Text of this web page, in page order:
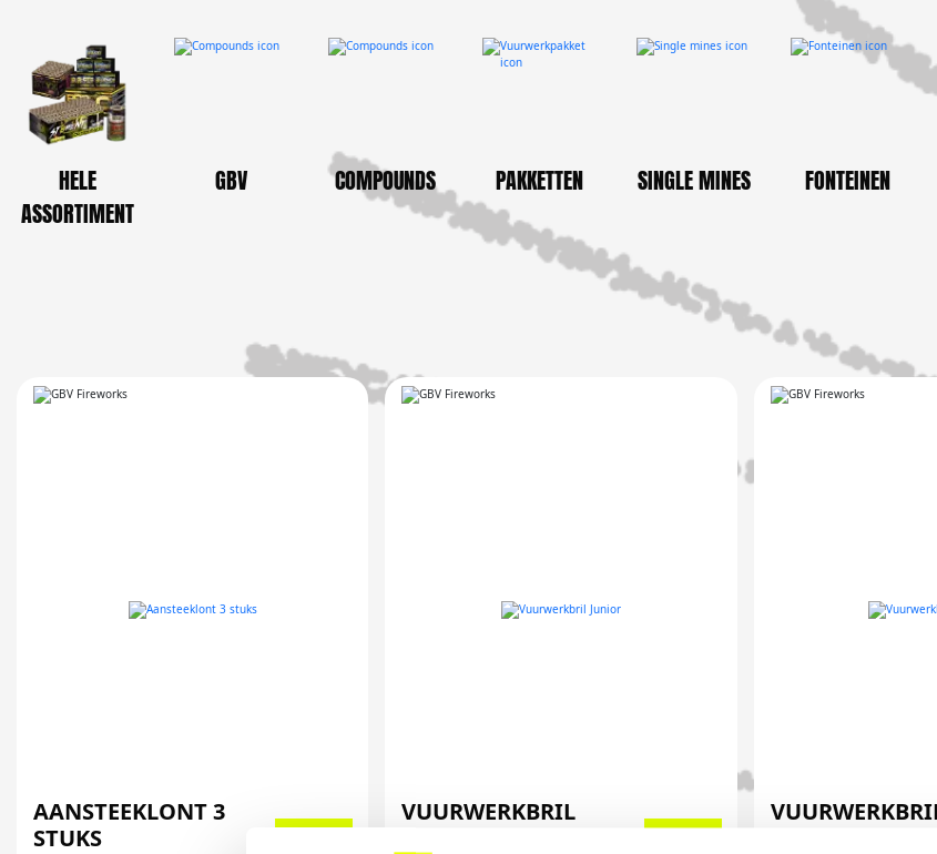
HELE
ASSORTIMENT
GBV COMPOUNDS PAKKETTEN SINGLE MINES FONTEINEN
AANSTEEKLONT 3
STUKS
VUURWERKBRIL